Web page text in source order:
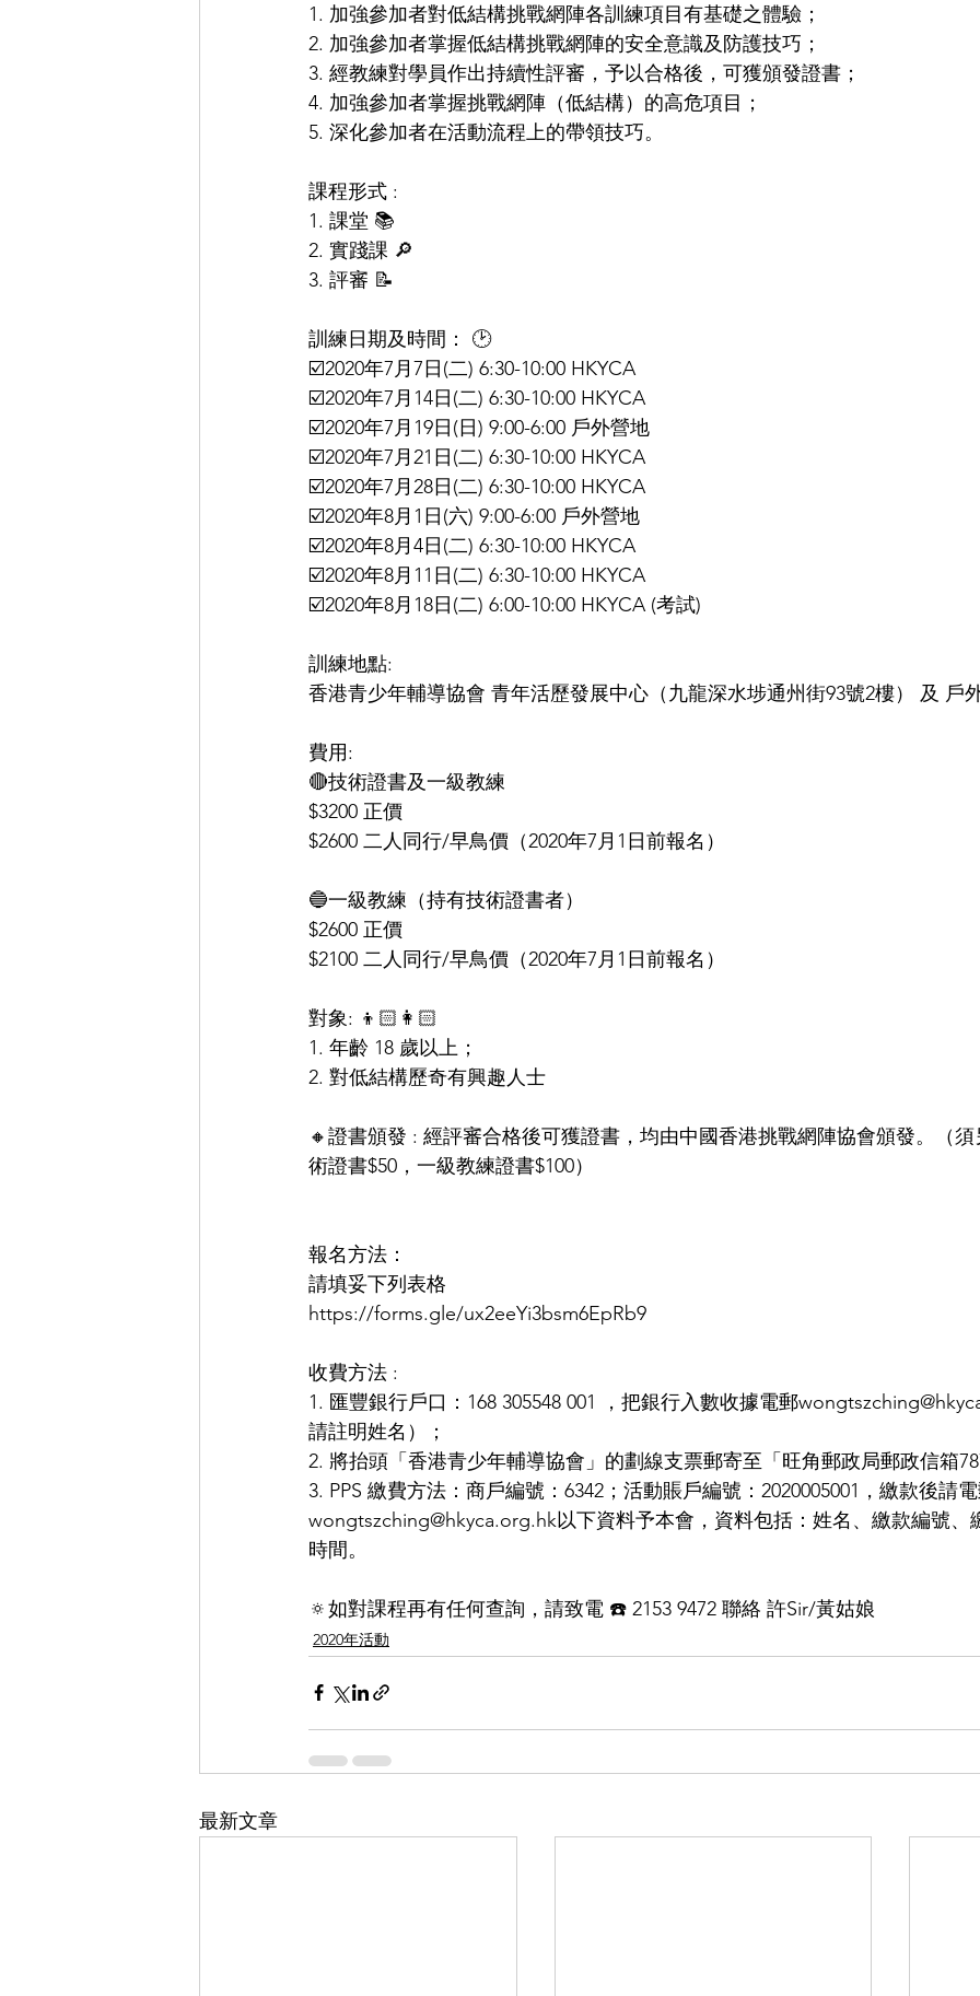
1. 加強參加者對低結構挑戰網陣各訓練項目有基礎之體驗；
2. 加強參加者掌握低結構挑戰網陣的安全意識及防護技巧；
3. 經教練對學員作出持續性評審，予以合格後，可獲頒發證書；
4. 加強參加者掌握挑戰網陣（低結構）的高危項目；
5. 深化參加者在活動流程上的帶領技巧。
課程形式 :
1. 課堂 📚
2. 實踐課 🔎
3. 評審 📝
訓練日期及時間： 🕑
☑️2020年7月7日(二) 6:30-10:00 HKYCA
☑️2020年7月14日(二) 6:30-10:00 HKYCA
☑️2020年7月19日(日) 9:00-6:00 戶外營地
☑️2020年7月21日(二) 6:30-10:00 HKYCA
☑️2020年7月28日(二) 6:30-10:00 HKYCA
☑️2020年8月1日(六) 9:00-6:00 戶外營地
☑️2020年8月4日(二) 6:30-10:00 HKYCA
☑️2020年8月11日(二) 6:30-10:00 HKYCA
☑️2020年8月18日(二) 6:00-10:00 HKYCA (考試)
訓練地點:
香港青少年輔導協會 青年活歷發展中心（九龍深水埗通州街93號2樓） 及 戶
費用:
🔴技術證書及一級教練
$3200 正價
$2600 二人同行/早鳥價（2020年7月1日前報名）
🔵一級教練（持有技術證書者）
$2600 正價
$2100 二人同行/早鳥價（2020年7月1日前報名）
對象: 👦🏻👩🏻
1. 年齡 18 歲以上；
2. 對低結構歷奇有興趣人士
🔸證書頒發 : 經評審合格後可獲證書，均由中國香港挑戰網陣協會頒發。（
術證書$50，一級教練證書$100）
報名方法：
請填妥下列表格
https://forms.gle/ux2eeYi3bsm6EpRb9
收費方法 :
1. 匯豐銀行戶口：168 305548 001 ，把銀行入數收據電郵
請註明姓名）；
2. 將抬頭「香港青少年輔導協會」的劃線支票郵寄至「旺角郵政局郵政信箱
3. PPS 繳費方法：商戶編號：6342；活動賬戶編號：2020005001，繳款後請
wongtszching@hkyca.org.hk以下資料予本會，資料包括：姓名、繳款編號、
時間。
🔅如對課程再有任何查詢，請致電 ☎️ 2153 9472 聯絡 許Sir/黃姑娘
2020年活動
最新文章